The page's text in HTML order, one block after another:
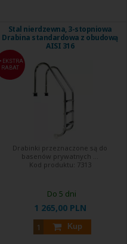
Stal nierdzewna, 3-stopniowa
Drabina standardowa z obudową
AISI 316
EKSTRA
RABAT
Drabinki przeznaczone są do
basenów prywatnych ...
Kod produktu: 7313
1 265,00 PLN
Kup
Do 5 dni